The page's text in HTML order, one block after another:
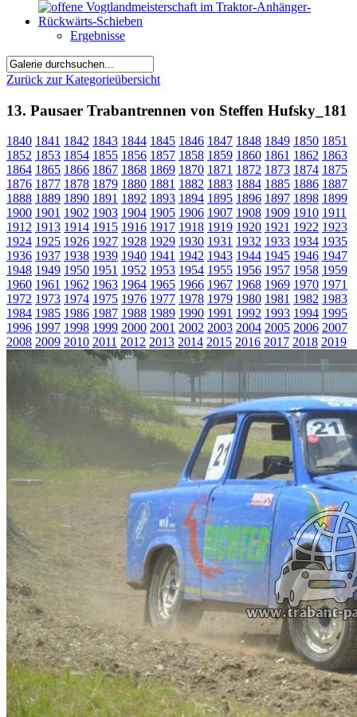
Ergebnisse
Zurück zur Kategorieübersicht
13. Pausaer Trabantrennen von Steffen Hufsky_181
1840 1841 1842 1843 1844 1845 1846 1847 1848 1849 1850 1851
1852 1853 1854 1855 1856 1857 1858 1859 1860 1861 1862 1863
1864 1865 1866 1867 1868 1869 1870 1871 1872 1873 1874 1875
1876 1877 1878 1879 1880 1881 1882 1883 1884 1885 1886 1887
1888 1889 1890 1891 1892 1893 1894 1895 1896 1897 1898 1899
1900 1901 1902 1903 1904 1905 1906 1907 1908 1909 1910 1911
1912 1913 1914 1915 1916 1917 1918 1919 1920 1921 1922 1923
1924 1925 1926 1927 1928 1929 1930 1931 1932 1933 1934 1935
1936 1937 1938 1939 1940 1941 1942 1943 1944 1945 1946 1947
1948 1949 1950 1951 1952 1953 1954 1955 1956 1957 1958 1959
1960 1961 1962 1963 1964 1965 1966 1967 1968 1969 1970 1971
1972 1973 1974 1975 1976 1977 1978 1979 1980 1981 1982 1983
1984 1985 1986 1987 1988 1989 1990 1991 1992 1993 1994 1995
1996 1997 1998 1999 2000 2001 2002 2003 2004 2005 2006 2007
2008 2009 2010 2011 2012 2013 2014 2015 2016 2017 2018 2019